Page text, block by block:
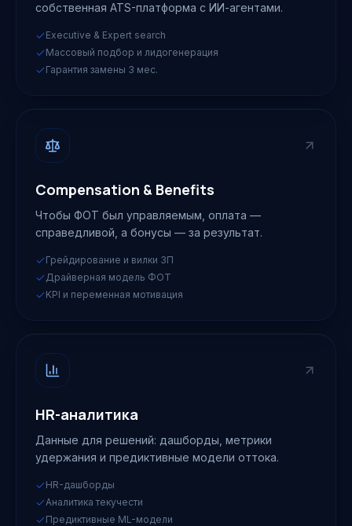
собственная ATS-платформа с ИИ-агентами.
Executive & Expert search
Массовый подбор и лидогенерация
Гарантия замены 3 мес.
Compensation & Benefits
Чтобы ФОТ был управляемым, оплата —
справедливой, а бонусы — за результат.
Грейдирование и вилки ЗП
Драйверная модель ФОТ
KPI и переменная мотивация
HR-аналитика
Данные для решений: дашборды, метрики
удержания и предиктивные модели оттока.
HR-дашборды
Аналитика текучести
Предиктивные ML-модели